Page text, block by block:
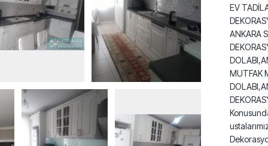
EV
ANKARA
MUTFAK